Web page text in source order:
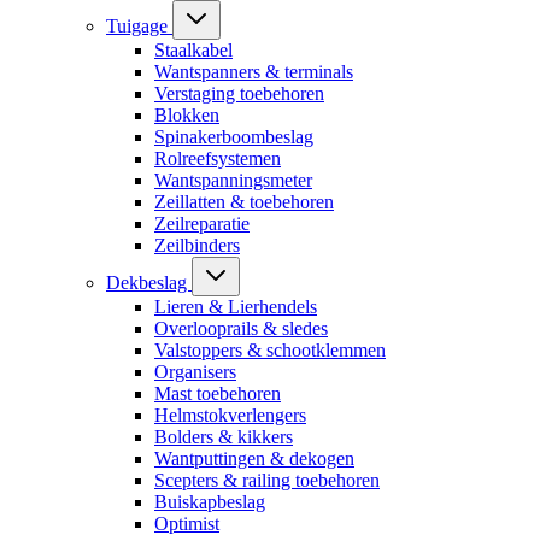
Tuigage
Staalkabel
Wantspanners & terminals
Verstaging toebehoren
Blokken
Spinakerboombeslag
Rolreefsystemen
Wantspanningsmeter
Zeillatten & toebehoren
Zeilreparatie
Zeilbinders
Dekbeslag
Lieren & Lierhendels
Overlooprails & sledes
Valstoppers & schootklemmen
Organisers
Mast toebehoren
Helmstokverlengers
Bolders & kikkers
Wantputtingen & dekogen
Scepters & railing toebehoren
Buiskapbeslag
Optimist